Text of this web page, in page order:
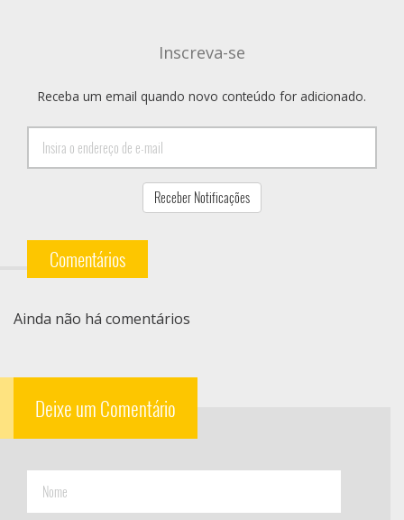
Inscreva-se
Receba um email quando novo conteúdo for adicionado.
Comentários
Ainda não há comentários
Deixe um Comentário